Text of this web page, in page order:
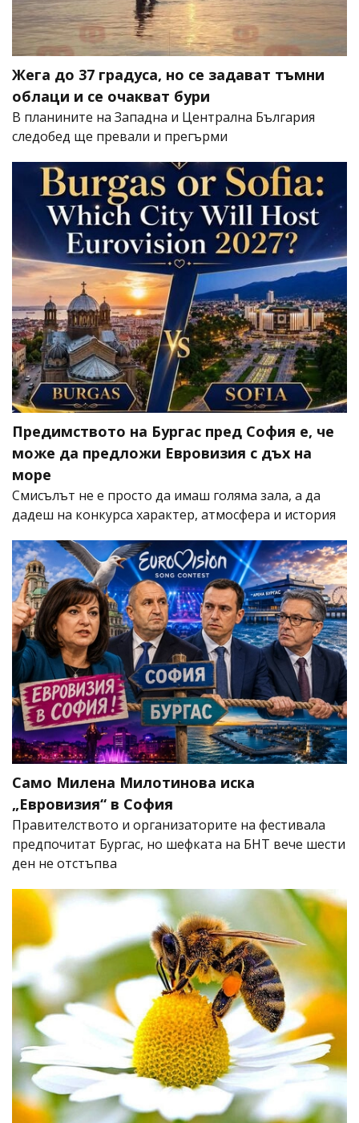
Жега до 37 градуса, но се задават тъмни
облаци и се очакват бури
В планините на Западна и Централна България
следобед ще превали и прегърми
Предимството на Бургас пред София е, че
може да предложи Евровизия с дъх на
море
Смисълът не е просто да имаш голяма зала, а да
дадеш на конкурса характер, атмосфера и история
Само Милена Милотинова иска
„Евровизия“ в София
Правителството и организаторите на фестивала
предпочитат Бургас, но шефката на БНТ вече шести
ден не отстъпва